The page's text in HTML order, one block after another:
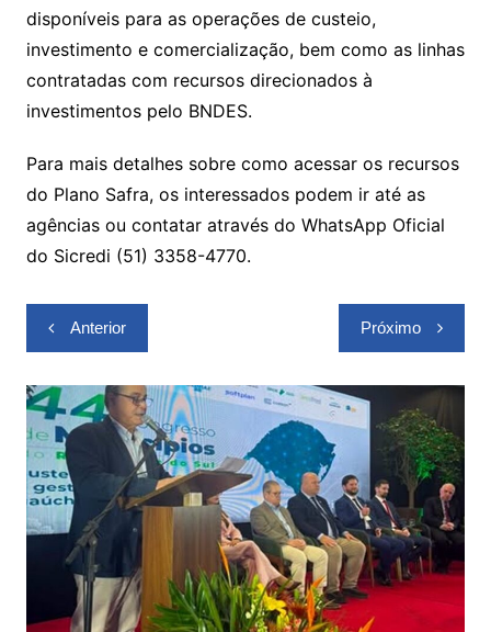
disponíveis para as operações de custeio,
investimento e comercialização, bem como as linhas
contratadas com recursos direcionados à
investimentos pelo BNDES.
Para mais detalhes sobre como acessar os recursos
do Plano Safra, os interessados podem ir até as
agências ou contatar através do WhatsApp Oficial
do Sicredi (51) 3358-4770.
Navegação
de
Post
Anterior Próximo